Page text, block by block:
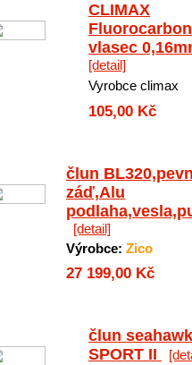
CLIMAX
Fluorocarbon
vlasec
[detail]
Vyrobce climax
105,00 Kč
člun
záď,Alu
[detail]
Výrobce: Zico
27 199,00 Kč
člun seahawk
SPORT II